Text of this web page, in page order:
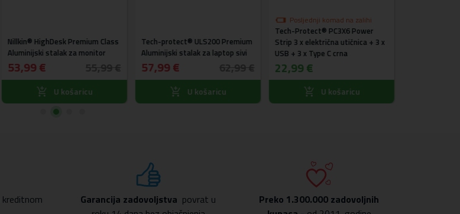
Nillkin® HighDesk Premium Class
Aluminijski stalak za monitor
53,99 €
U košaricu
Tech-protect® ULS200 Premium
Aluminijski stalak za laptop sivi
57,99 €
U košaricu
Posljednji komad na zalihi
Tech-Protect® PC3X6 Power
Strip 3 x električna utičnica + 3 x
USB + 3 x Type C crna
22,99 €
U košaricu
kreditnom
Garancija zadovoljstva povrat u
Preko 1.300.000 zadovoljnih